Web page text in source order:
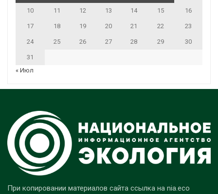
10 11 12 13 14 15 16
17 18 19 20 21 22 23
24 25 26 27 28 29 30
31
« Июл
При копировании материалов сайта ссылка на nia.eco